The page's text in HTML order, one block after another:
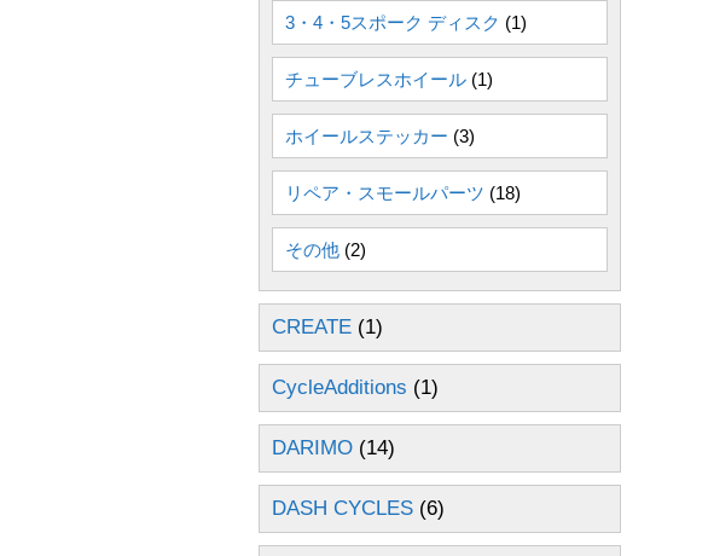
3・4・5スポーク ディスク (1)
チューブレスホイール (1)
ホイールステッカー (3)
リペア・スモールパーツ (18)
その他 (2)
CREATE (1)
CycleAdditions (1)
DARIMO (14)
DASH CYCLES (6)